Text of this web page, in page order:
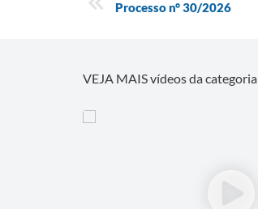
Processo n° 30/2026
VEJA MAIS vídeos da categoria